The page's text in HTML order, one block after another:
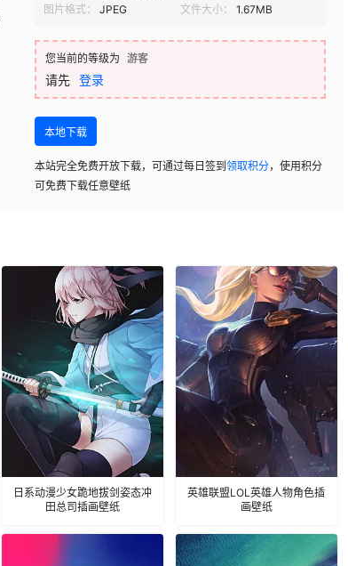
图片格式：
JPEG 文件大小： 1.67MB
您当前的等级为 游客
请先 登录
本地下载
本站完全免费开放下载，可通过每日签到 领取积分，使用积分
可免费下载任意壁纸
日系动漫少女跪地拔剑姿态冲
田总司插画壁纸
英雄联盟LOL英雄人物角色插
画壁纸